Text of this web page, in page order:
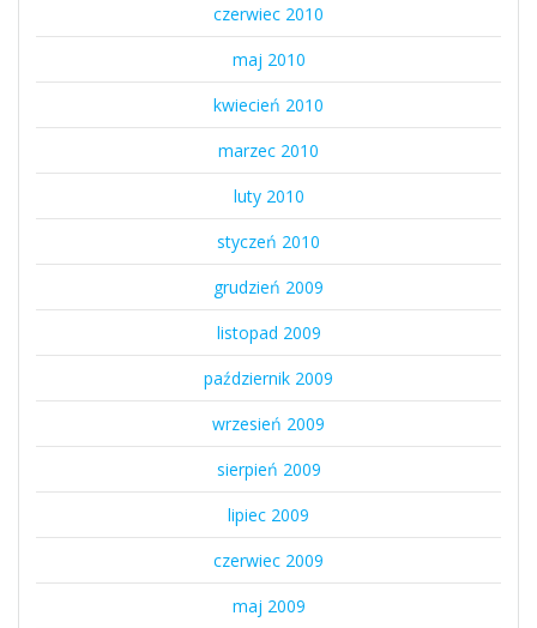
czerwiec 2010
maj 2010
kwiecień 2010
marzec 2010
luty 2010
styczeń 2010
grudzień 2009
listopad 2009
październik 2009
wrzesień 2009
sierpień 2009
lipiec 2009
czerwiec 2009
maj 2009